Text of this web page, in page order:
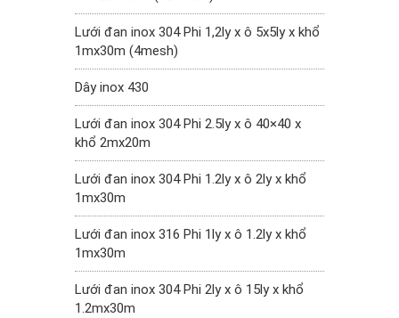
Lưới đan inox 304 Phi 1,2ly x ô 5x5ly x khổ
1mx30m (4mesh)
Dây inox 430
Lưới đan inox 304 Phi 2.5ly x ô 40×40 x
khổ 2mx20m
Lưới đan inox 304 Phi 1.2ly x ô 2ly x khổ
1mx30m
Lưới đan inox 316 Phi 1ly x ô 1.2ly x khổ
1mx30m
Lưới đan inox 304 Phi 2ly x ô 15ly x khổ
1.2mx30m